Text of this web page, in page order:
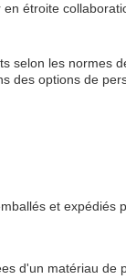
étroite
selon les
des options de
et
d'un matériau